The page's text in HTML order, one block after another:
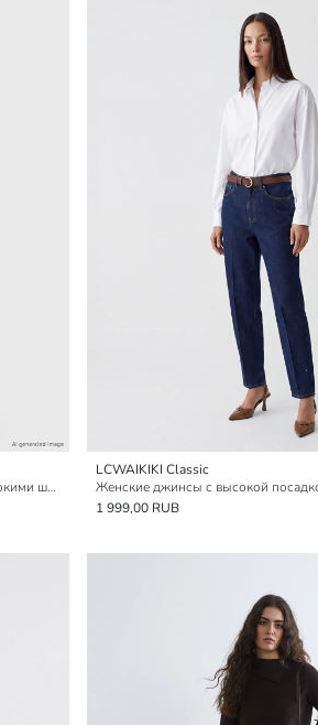
Женские джинсы с высокой посадкой и широкими штанинами
LCWAIKIKI Classic
1 999,00 RUB